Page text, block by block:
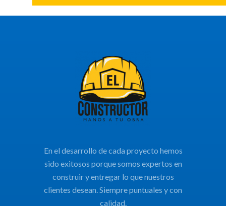
En el desarrollo de cada proyecto hemos
sido exitosos porque somos expertos en
construir y entregar lo que nuestros
clientes desean. Siempre puntuales y con
calidad.